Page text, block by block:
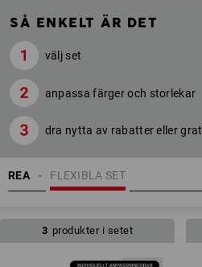
SÅ ENKELT ÄR DET
välj set
anpassa färger och storlekar
dra nytta av rabatter eller
REA FLEXIBLA SET
3 produkter i setet